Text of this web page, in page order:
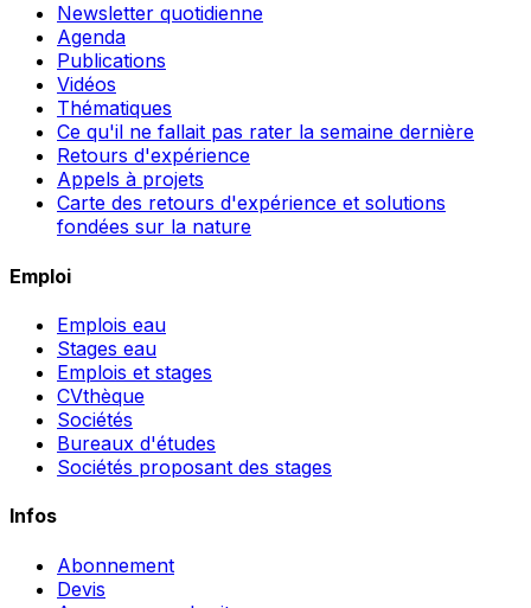
Newsletter quotidienne
Agenda
Publications
Vidéos
Thématiques
Ce qu'il ne fallait pas rater la semaine dernière
Retours d'expérience
Appels à projets
Carte des retours d'expérience et solutions
fondées sur la nature
Emploi
Emplois eau
Stages eau
Emplois et stages
CVthèque
Sociétés
Bureaux d'études
Sociétés proposant des stages
Infos
Abonnement
Devis